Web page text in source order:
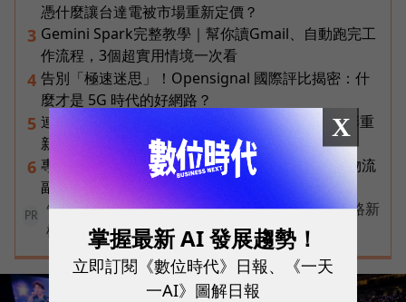
憑什麼讓台達電被市場重新定價？
3 Gemini Spark完整教學｜幫你讀Gmail、自動跑完工
作流程，3個超實用情境一次看
4 告別「極速迷思」！Opensignal 國際評比揭密：什
麼才是 5G 時代的好網路？
5 連黃仁勳都叫年輕人當水電工！程世嘉：智慧通膨重
新定義「有價值的人」到底什麼樣子？
6 專訪｜進貨沒變快，momo為何仍導入機器人？物流
副總揭比拚速度更棘手的缺工難題
PR
告別極速迷思！台灣大哥大奪國際雙冠揭密好網路新
標準
X
掌握最新 AI 發展趨勢！
立即訂閱《數位時代》日報、《一天
一AI》圖解日報